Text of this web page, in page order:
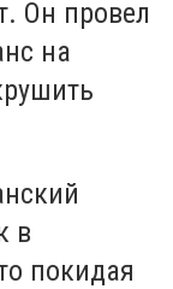
Он провел
на
в
покидая